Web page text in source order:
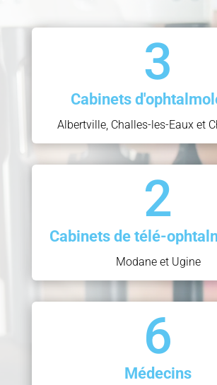
3
Cabinets
Albertville, Challes-les-Eaux et
2
Cabinets de télé-
Modane et Ugine
6
Médecins